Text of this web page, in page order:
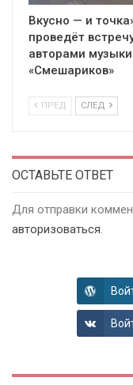
Вкусно — и
проведёт
авторами музыки
«Смешариков»
ПРЕД СЛЕД
ОСТАВЬТЕ ОТВЕТ
Для отправки
авторизоваться.